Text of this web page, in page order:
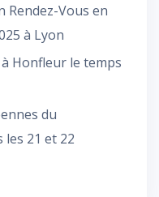
Rendez-Vous en
à Lyon
Honfleur le temps
du
les 21 et 22